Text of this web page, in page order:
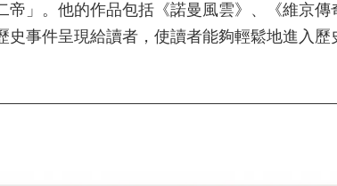
帝」。他的作品包括《諾曼風雲》、《維京
史事件呈現給讀者，使讀者能夠輕鬆地進入歷